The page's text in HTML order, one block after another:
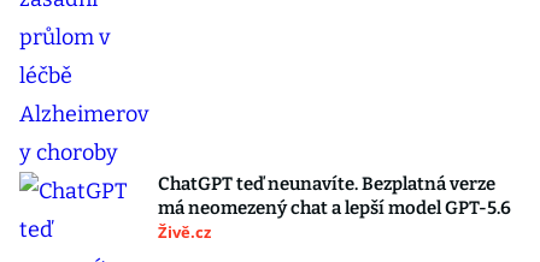
ChatGPT teď neunavíte. Bezplatná verze
má neomezený chat a lepší model GPT-5.6
Živě.cz